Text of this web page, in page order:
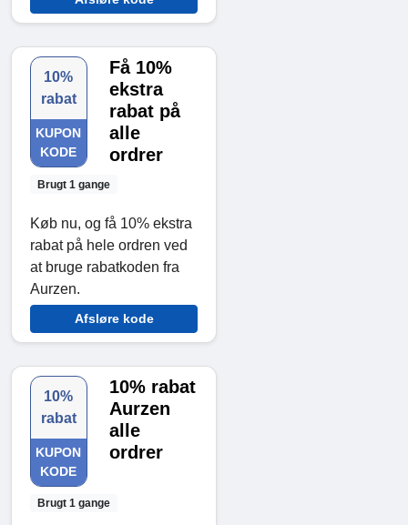
10%
rabat
KUPON
KODE
Brugt 1 gange
Få 10%
ekstra
rabat på
alle
ordrer
Køb nu, og få 10% ekstra
rabat på hele ordren ved
at bruge rabatkoden fra
Aurzen.
Afsløre kode
10%
rabat
KUPON
KODE
Brugt 1 gange
10% rabat
Aurzen
alle
ordrer